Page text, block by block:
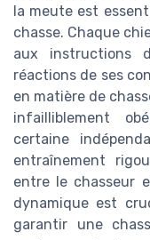
la meute est
chasse. Chaque
aux instructions
réactions de ses
en matière de
infailliblement
certaine
entraînement
entre le chasseur
dynamique est
garantir une